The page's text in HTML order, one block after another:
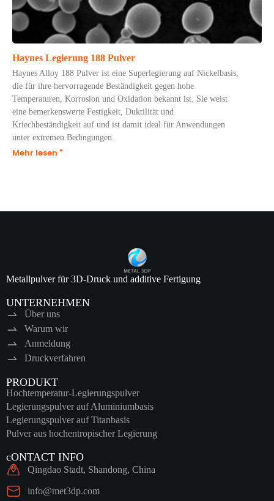
Haynes Legierung 188 Pulver
Haynes Alloy 188 Pulver ist eine Superlegierung auf Nickelbasis,
die für ihre hervorragende Beständigkeit gegen hohe
Temperaturen, Korrosion und Oxidation bekannt ist. Sie weist
eine bemerkenswerte Festigkeit, Duktilität und
Kriechbeständigkeit auf und ist damit ideal für Anwendungen
unter extremen Bedingungen.
Mehr lesen "
Metallpulver für 3D-Druck und additive Fertigung
UNTERNEHMEN
Über uns
Warum wir
Anmeldung
Druckverfahren
PRODUKT
Hochtemperatur-Legierungspulver
Legierungspulver auf Aluminiumbasis
Legierungspulver auf Titanbasis
Pulver aus hochentropischer Legierung
cONTACT INFO
Qingdao Stadt, Shandong, China
info@met3dp.com